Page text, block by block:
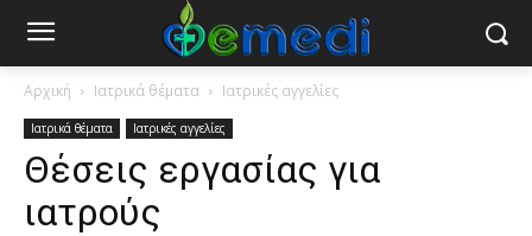
Αρχική Ιατρικά θέματα Ιατρικές αγγελίες
Ιατρικά θέματα Ιατρικές αγγελίες
Θέσεις εργασίας για
ιατρούς